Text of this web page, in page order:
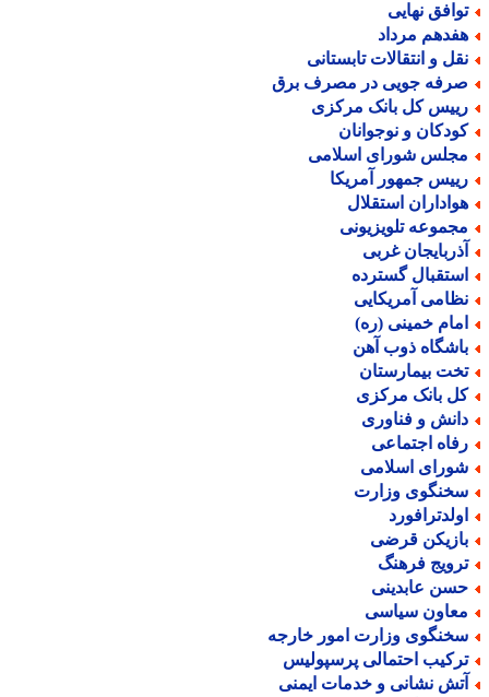
نهایی
مرداد
و انتقالات تابستانی
جویی در مصرف برق
کل بانک مرکزی
و نوجوانان
شورای اسلامی
جمهور آمریکا
استقلال
تلویزیونی
غربی
گسترده
آمریکایی
خمینی (ره)
ذوب آهن
بیمارستان
بانک مرکزی
و فناوری
اجتماعی
اسلامی
وزارت
قرضی
فرهنگ
عابدینی
سیاسی
وزارت امور خارجه
احتمالی پرسپولیس
نشانی و خدمات ایمنی